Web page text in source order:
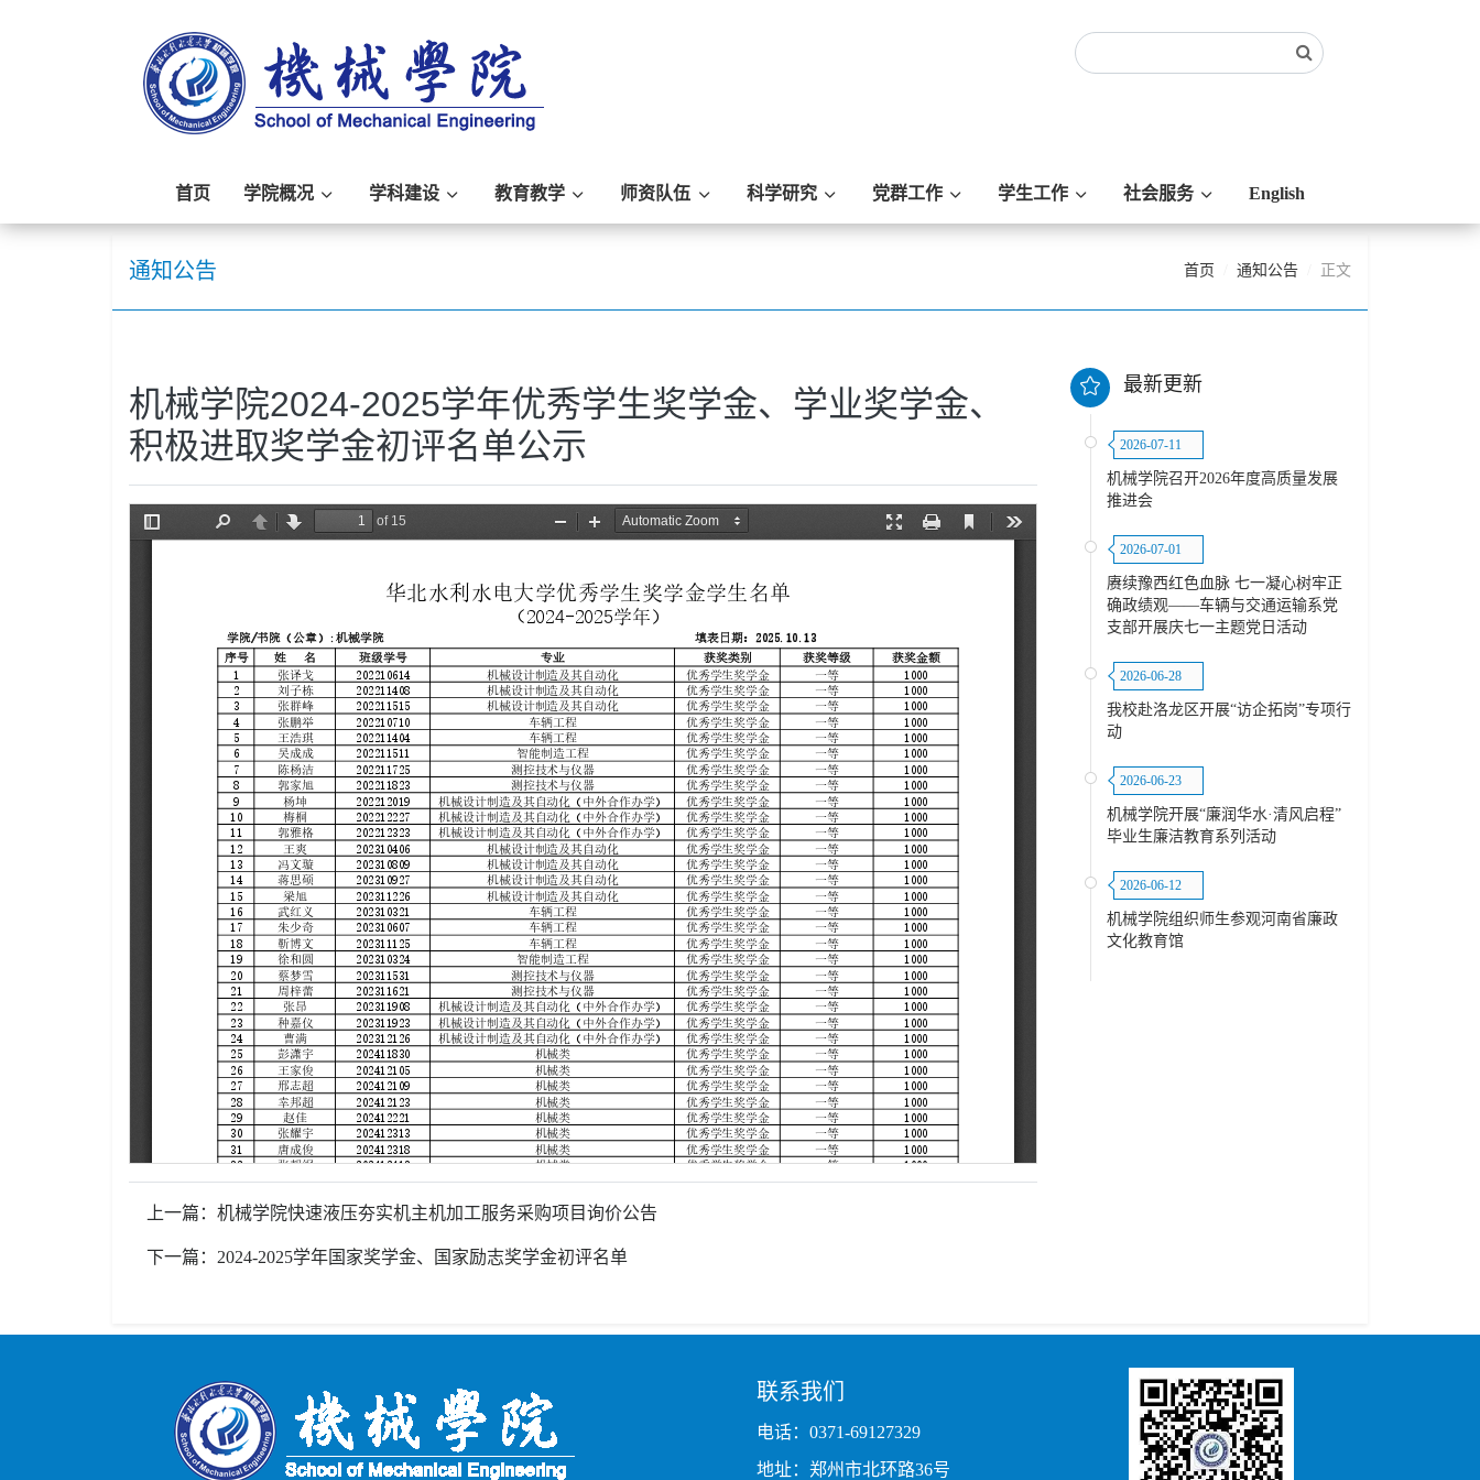
首页 学院概况 学科建设 教育教学 师资队伍 科学研究 党群工作 学生工作 社会服务 English
通知公告 首页 通知公告 正文
机械学院2024-2025学年优秀学生奖学金、学业奖学金、
积极进取奖学金初评名单公示
上一篇：机械学院快速液压夯实机主机加工服务采购项目询价公告
下一篇：2024-2025学年国家奖学金、国家励志奖学金初评名单
最新更新
2026-07-11
机械学院召开2026年度高质量发展
推进会
2026-07-01
赓续豫西红色血脉 七一凝心树牢正
确政绩观——车辆与交通运输系党
支部开展庆七一主题党日活动
2026-06-28
我校赴洛龙区开展“访企拓岗”专项行
动
2026-06-23
机械学院开展“廉润华水·清风启程”
毕业生廉洁教育系列活动
2026-06-12
机械学院组织师生参观河南省廉政
文化教育馆
联系我们
电话：0371-69127329
地址：郑州市北环路36号